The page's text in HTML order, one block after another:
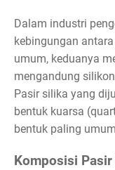
Dalam industri
kebingungan
umum, keduanya
mengandung
Pasir silika yang
bentuk kuarsa
bentuk paling
Komposisi